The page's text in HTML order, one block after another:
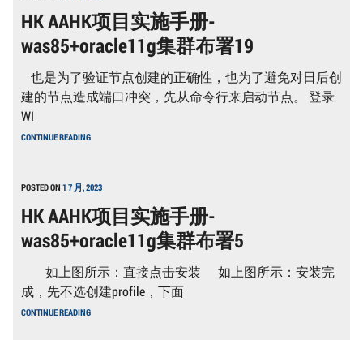
手
册-
WAS85+ORACLE11G
集
布
署
23
HK AAHK项目实施手册-
was85+oracle11g集群布署19
也是为了验证节点创建的正确性，也为了避免对日后创
建的节点造成端口冲突，先从命令行来启动节点。 登录
WI
CONTINUE READINGHK
AAHK
实
手
册-
WAS85+ORACLE11G
集
布
署
19
POSTED ON 1 7 月, 2023
HK AAHK项目实施手册-
was85+oracle11g集群布署5
如上图所示：直接点击安装 如上图所示：安装完
成，先不选创建profile，下面
CONTINUE READING
AAHK